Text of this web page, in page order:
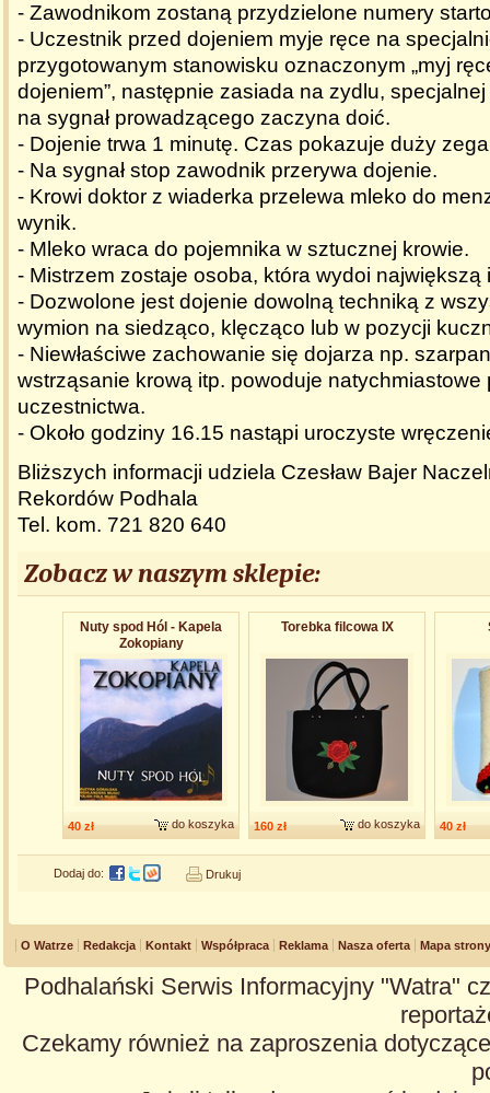
- Zawodnikom zostaną przydzielone numery
- Uczestnik przed dojeniem myje ręce na
przygotowanym stanowisku oznaczonym „myj
dojeniem”, następnie zasiada na zydlu,
na sygnał prowadzącego zaczyna doić.
- Dojenie trwa 1 minutę. Czas pokazuje duży
- Na sygnał stop zawodnik przerywa dojenie.
- Krowi doktor z wiaderka przelewa mleko do
wynik.
- Mleko wraca do pojemnika w sztucznej krowie.
- Mistrzem zostaje osoba, która wydoi największą
- Dozwolone jest dojenie dowolną techniką z
wymion na siedząco, klęcząco lub w pozycji
- Niewłaściwe zachowanie się dojarza np.
wstrząsanie krową itp. powoduje natychmiastowe
uczestnictwa.
- Około godziny 16.15 nastąpi uroczyste
Bliższych informacji udziela Czesław Bajer
Rekordów Podhala
Tel. kom. 721 820 640
Zobacz w naszym sklepie:
Nuty spod Hól - Kapela
Zokopiany
40 zł do koszyka
Torebka filcowa IX
160 zł do koszyka 40 zł
Dodaj do: Drukuj
O Watrze Redakcja Kontakt Współpraca Reklama Nasza oferta Mapa strony
Podhalański Serwis Informacyjny "Watra"
Czekamy również na zaproszenia